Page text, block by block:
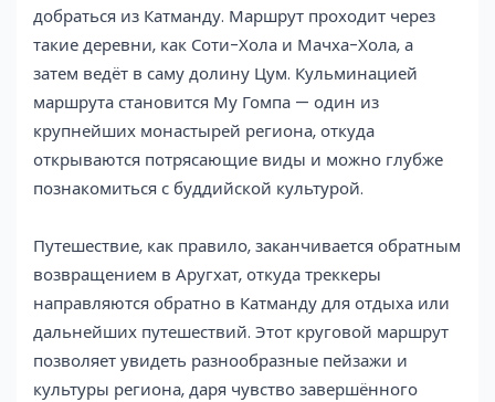
добраться из Катманду. Маршрут проходит через
такие деревни, как Соти-Хола и Мачха-Хола, а
затем ведёт в саму долину Цум. Кульминацией
маршрута становится Му Гомпа — один из
крупнейших монастырей региона, откуда
открываются потрясающие виды и можно глубже
познакомиться с буддийской культурой.
Путешествие, как правило, заканчивается обратным
возвращением в Аругхат, откуда треккеры
направляются обратно в Катманду для отдыха или
дальнейших путешествий. Этот круговой маршрут
позволяет увидеть разнообразные пейзажи и
культуры региона, даря чувство завершённого